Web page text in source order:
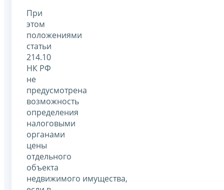
При
этом
положениями
статьи
214.10
НК РФ
не
предусмотрена
возможность
определения
налоговыми
органами
цены
отдельного
объекта
недвижимого имущества,